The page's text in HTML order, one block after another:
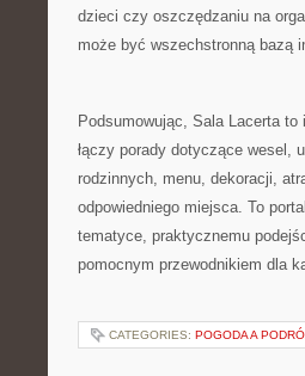
dzieci czy oszczędzaniu na
może być wszechstronną bazą
Podsumowując, Sala Lacerta
łączy porady dotyczące wesel,
rodzinnych, menu, dekoracji,
odpowiedniego miejsca. To
tematyce, praktycznemu
pomocnym przewodnikiem dla
CATEGORIES: POGODA A